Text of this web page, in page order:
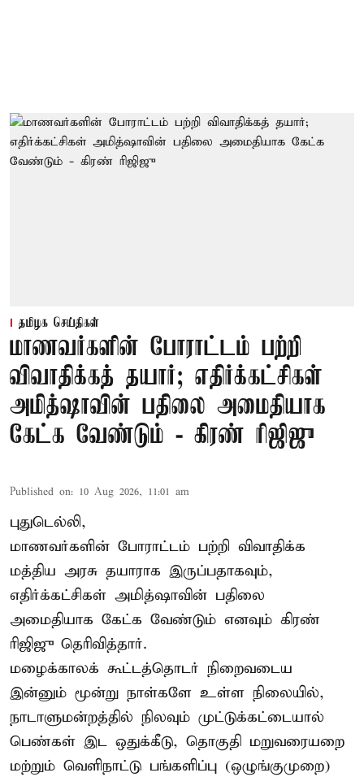
தமிழக செய்திகள்
மாணவர்களின் போராட்டம் பற்றி
விவாதிக்கத் தயார்; எதிர்க்கட்சிகள்
அமித்ஷாவின் பதிலை அமைதியாக
கேட்க வேண்டும் - கிரண் ரிஜிஜு
Published on: 10 Aug 2026, 11:01 am
புதுடெல்லி,
மாணவர்களின் போராட்டம் பற்றி விவாதிக்க
மத்திய அரசு தயாராக இருப்பதாகவும்,
எதிர்க்கட்சிகள் அமித்ஷாவின் பதிலை
அமைதியாக கேட்க வேண்டும் எனவும் கிரண்
ரிஜிஜு தெரிவித்தார்.
மழைக்காலக் கூட்டத்தொடர் நிறைவடைய
இன்னும் மூன்று நாள்களே உள்ள நிலையில்,
நாடாளுமன்றத்தில் நிலவும் முட்டுக்கட்டையால்
பெண்கள் இட ஒதுக்கீடு, தொகுதி மறுவரையறை
மற்றும் வெளிநாட்டு பங்களிப்பு (ஒழுங்குமுறை)